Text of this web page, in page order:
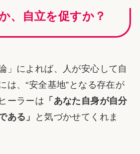
、自立を促すか？
」によれば、人が安心して自
は、“安全基地”となる存在が
ーラーは 「あなた自身が自分
ある」
と気づかせてくれま